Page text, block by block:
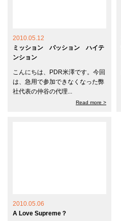
2010.05.12
ミッション パッション ハイテ
ンション
こんにちは、PDR米澤です。今回
は、急用で参加できなくなった弊
社代表の仲谷の代理...
Read more >
2010.05.06
A Love Supreme？